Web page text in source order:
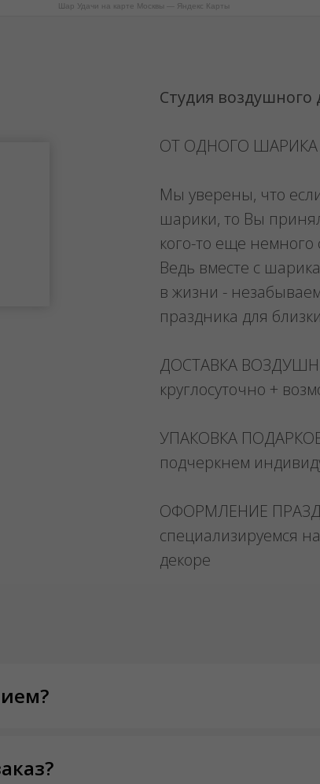
Шар Удачи на карте Москвы — Яндекс Карты
Студия
ОТ ОДНОГО
Мы уверены, что
шарики, то Вы
кого-то еще немного
Ведь вместе с
в жизни -
праздника для
ДОСТАВКА
круглосуточно +
УПАКОВКА
подчеркнем
ОФОРМЛЕНИЕ
специализируемся
декоре